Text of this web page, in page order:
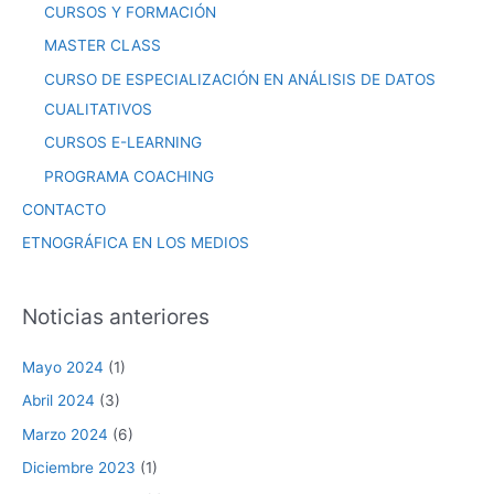
CURSOS Y FORMACIÓN
MASTER CLASS
CURSO DE ESPECIALIZACIÓN EN ANÁLISIS DE DATOS
CUALITATIVOS
CURSOS E-LEARNING
PROGRAMA COACHING
CONTACTO
ETNOGRÁFICA EN LOS MEDIOS
Noticias anteriores
Mayo 2024 (1)
Abril 2024 (3)
Marzo 2024 (6)
Diciembre 2023 (1)